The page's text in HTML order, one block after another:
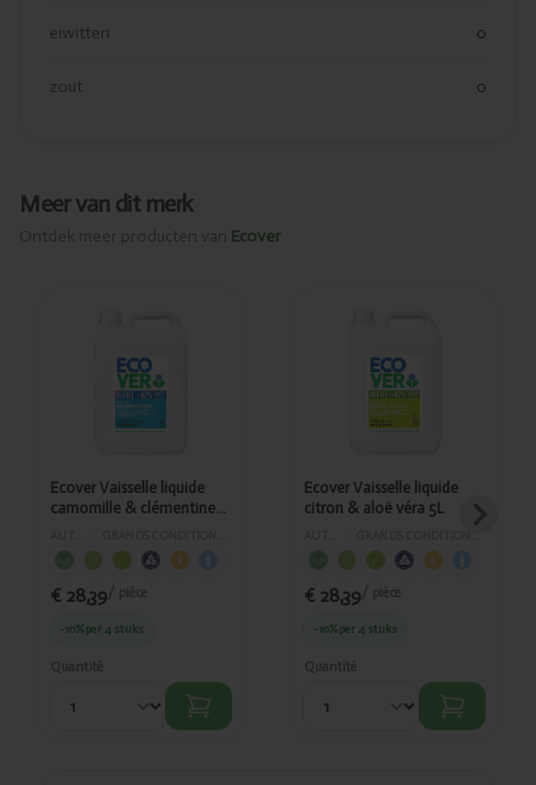
eiwitten 0
zout 0
Meer van dit merk
Ontdek meer producten van Ecover
liquide
camomille &
clémentine 5L
Ecover Vaisselle liquide
camomille & clémentine
€ 28,39/ pièce
-10%per 4 stuks
Quantité
liquide
citron &
aloë véra 5L
Ecover Vaisselle liquide
citron & aloë véra 5L
€ 28,39/ pièce
-10%per 4 stuks
Quantité